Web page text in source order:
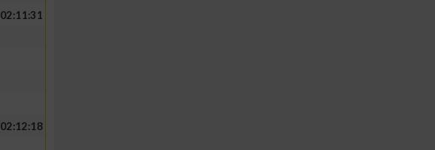
02:11:31
02:12:18